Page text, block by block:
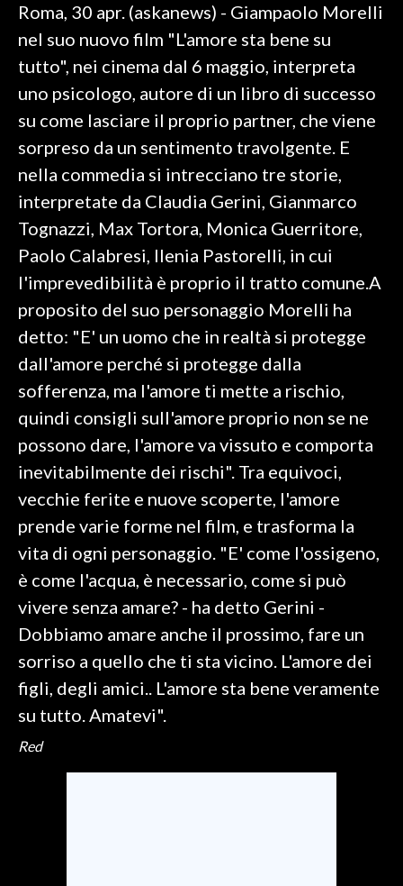
CALCIO REGIONALE
BASKET
VOLLEY
MOTORI
TENNIS
ALTRI SPORT
CULTURA
SPETTACOLI
GOSSIP
SALUTE
SARDEGNA TURISMO
SARDI NEL MONDO
NOTIZIE
EVENTI
3 MINUTI CON
INSULARITÀ
INFO AZIENDE
ANNUNCI
PUBBLICITÀ
Roma, 30 apr. (askanews) - Giampaolo Morelli
nel suo nuovo film "L'amore sta bene su
tutto", nei cinema dal 6 maggio, interpreta
uno psicologo, autore di un libro di successo
su come lasciare il proprio partner, che viene
sorpreso da un sentimento travolgente. E
nella commedia si intrecciano tre storie,
interpretate da Claudia Gerini, Gianmarco
Tognazzi, Max Tortora, Monica Guerritore,
Paolo Calabresi, Ilenia Pastorelli, in cui
l'imprevedibilità è proprio il tratto comune.A
proposito del suo personaggio Morelli ha
detto: "E' un uomo che in realtà si protegge
dall'amore perché si protegge dalla
sofferenza, ma l'amore ti mette a rischio,
quindi consigli sull'amore proprio non se ne
possono dare, l'amore va vissuto e comporta
inevitabilmente dei rischi". Tra equivoci,
vecchie ferite e nuove scoperte, l'amore
prende varie forme nel film, e trasforma la
vita di ogni personaggio. "E' come l'ossigeno,
è come l'acqua, è necessario, come si può
vivere senza amare? - ha detto Gerini -
Dobbiamo amare anche il prossimo, fare un
sorriso a quello che ti sta vicino. L'amore dei
figli, degli amici.. L'amore sta bene veramente
su tutto. Amatevi".
Red